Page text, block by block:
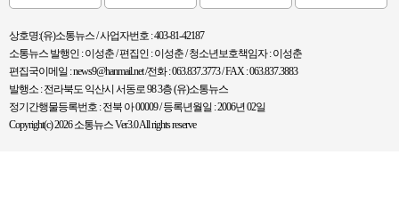
상호명:(유)소통뉴스 / 사업자번호 : 403-81-42187
소통뉴스 발행인 : 이성춘 / 편집인 : 이성춘 / 청소년보호책임자 : 이성춘
편집국이메일 : news9@hanmail.net /전화 : 063.837.3773 / FAX : 063.837.3883
발행소 : 전라북도 익산시 서동로 98 3층 (유)소통뉴스
정기간행물등록번호 : 전북 아 00009 / 등록년월일 : 2006년 02일
Copyright(c) 2026 소통뉴스 Ver3.0 All rights reserve